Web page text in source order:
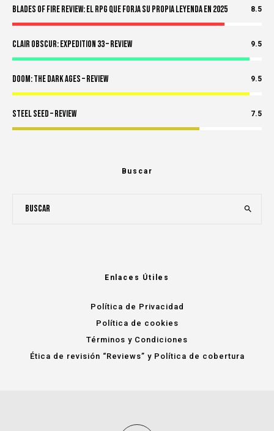
Blades of Fire Review: El RPG Que Forja Su Propia Leyenda en 2025 8.5
Clair Obscur: Expedition 33 – Review 9.5
Doom: The Dark Ages – Review 9.5
Steel Seed – Review 7.5
Buscar
Enlaces Útiles
Política de Privacidad
Política de cookies
Términos y Condiciones
Ética de revisión “Reviews” y Política de cobertura